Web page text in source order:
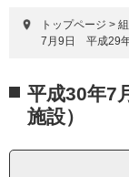
トップページ >
7月9日 平成29年
文 平成30年7
施設）